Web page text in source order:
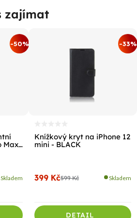
zajímat
-50%
Max
Skladem
-33%
Knížkový kryt na iPhone 12
mini - BLACK
599 Kč
399 Kč Skladem
DETAIL